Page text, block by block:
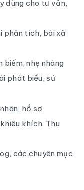
dùng cho tư vấn,
phân tích, bài xã
nhẹ nhàng
phát biểu, sứ
hồ sơ
khích. Thu
các chuyên mục